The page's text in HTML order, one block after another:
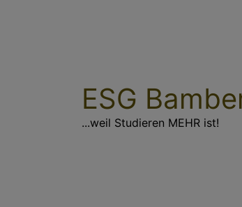
ESG
...weil Studieren MEHR ist!